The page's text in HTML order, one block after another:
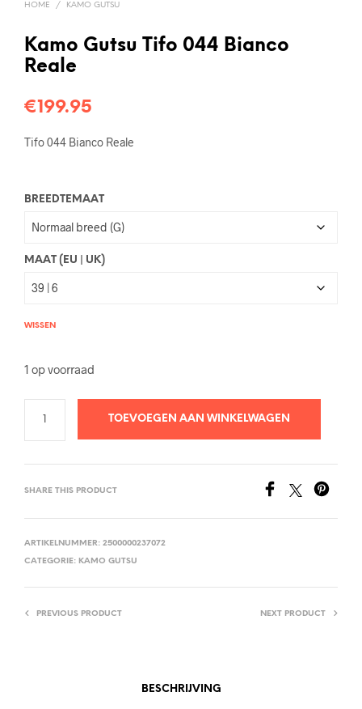
HOME / KAMO GUTSU
Kamo Gutsu Tifo 044 Bianco
Reale
€199.95
Tifo 044 Bianco Reale
BREEDTEMAAT
MAAT (EU | UK)
WISSEN
1 op voorraad
TOEVOEGEN AAN WINKELWAGEN
SHARE THIS PRODUCT
ARTIKELNUMMER: 2500000237072
CATEGORIE: KAMO GUTSU
PREVIOUS PRODUCT NEXT PRODUCT
BESCHRIJVING